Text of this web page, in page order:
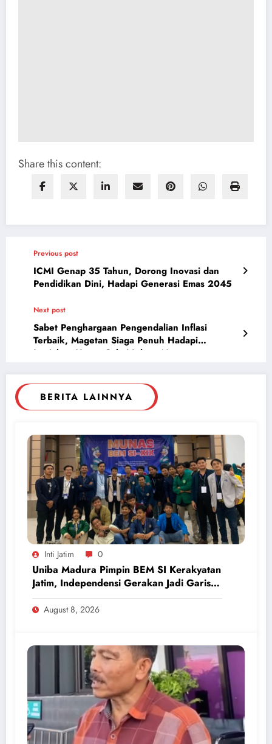
Share this content:
Previous post
ICMI Genap 35 Tahun, Dorong Inovasi dan
Pendidikan Dini, Hadapi Generasi Emas 2045
Next post
Sabet Penghargaan Pengendalian Inflasi
Terbaik, Magetan Siaga Penuh Hadapi
Lonjakan Harga Cabai Jelang Nataru
BERITA LAINNYA
Inti Jatim 0
Uniba Madura Pimpin BEM SI Kerakyatan
Jatim, Independensi Gerakan Jadi Garis
Batas
August 8, 2026